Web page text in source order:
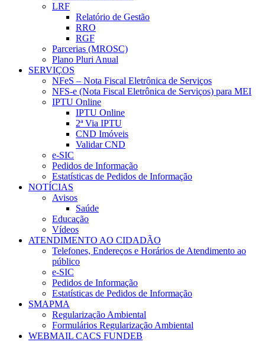
LRF
Relatório de Gestão
RRO
RGF
Parcerias (MROSC)
Plano Pluri Anual
SERVIÇOS
NFeS – Nota Fiscal Eletrônica de Serviços
NFS-e (Nota Fiscal Eletrônica de Serviços) para MEI
IPTU Online
IPTU Online
2ª Via IPTU
CND Imóveis
Validar CND
e-SIC
Pedidos de Informação
Estatísticas de Pedidos de Informação
NOTÍCIAS
Avisos
Saúde
Educação
Vídeos
ATENDIMENTO AO CIDADÃO
Telefones, Endereços e Horários de Atendimento ao
público
e-SIC
Pedidos de Informação
Estatísticas de Pedidos de Informação
SMAPMA
Regularização Ambiental
Formulários Regularização Ambiental
WEBMAIL CACS FUNDEB